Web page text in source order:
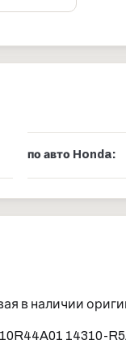
по авто Honda:
в наличии
14310-